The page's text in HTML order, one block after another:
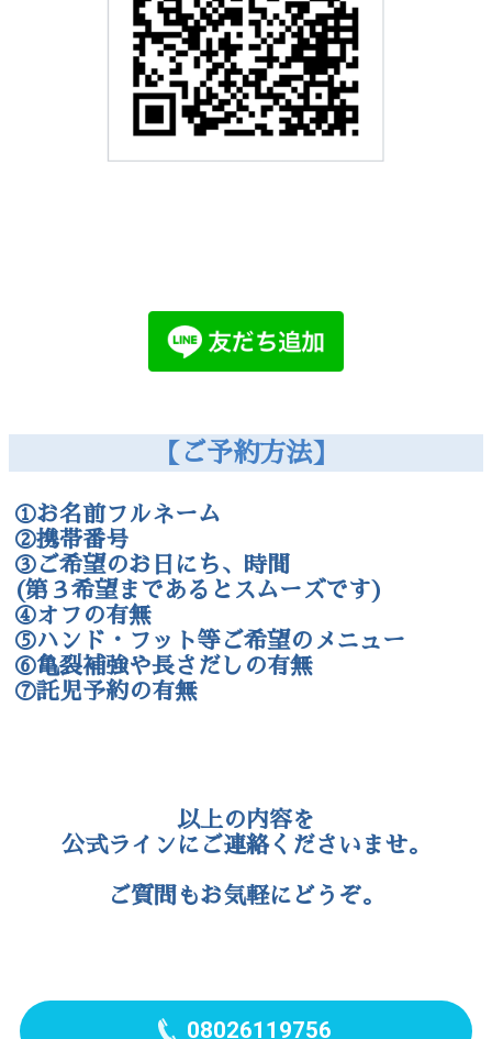
【ご予約方法】
①お名前フルネーム
②携帯番号
③ご希望のお日にち、時間
(第３希望まであるとスムーズです)
④オフの有無
⑤ハンド・フット等ご希望のメニュー
⑥亀裂補強や長さだしの有無
⑦託児予約の有無
以上の内容を
公式ラインにご連絡くださいませ。
ご質問もお気軽にどうぞ。
08026119756